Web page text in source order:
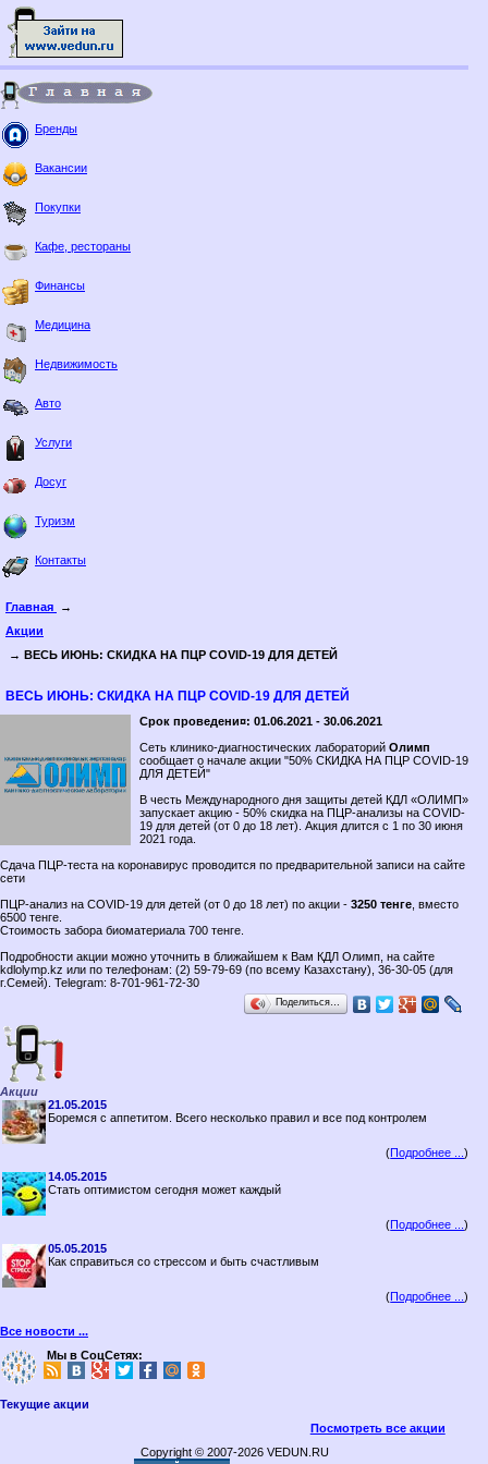
Бренды
Вакансии
Покупки
Кафе, рестораны
Финансы
Медицина
Недвижимость
Авто
Услуги
Досуг
Туризм
Контакты
Главная
→
Акции
→ ВЕСЬ ИЮНЬ: СКИДКА НА ПЦР COVID-19 ДЛЯ ДЕТЕЙ
ВЕСЬ ИЮНЬ: СКИДКА НА ПЦР COVID-19 ДЛЯ ДЕТЕЙ
Срок проведени¤: 01.06.2021 - 30.06.2021
Сеть клинико-диагностических лабораторий Олимп
сообщает о начале акции "50% СКИДКА НА ПЦР COVID-19
ДЛЯ ДЕТЕЙ"
В честь Международного дня защиты детей КДЛ «ОЛИМП»
запускает акцию - 50% скидка на ПЦР-анализы на COVID-
19 для детей (от 0 до 18 лет). Акция длится с 1 по 30 июня
2021 года.
Сдача ПЦР-теста на коронавирус проводится по предварительной записи на сайте
сети
ПЦР-анализ на COVID-19 для детей (от 0 до 18 лет) по акции - 3250 тенге , вместо
6500 тенге.
Стоимость забора биоматериала 700 тенге.
Подробности акции можно уточнить в ближайшем к Вам КДЛ Олимп, на сайте
kdlolymp.kz или по телефонам: (2) 59-79-69 (по всему Казахстану), 36-30-05 (для
г.Семей). Telegram: 8-701-961-72-30
Поделиться…
Акции
21.05.2015
Боремся с аппетитом. Всего несколько правил и все под контролем
(Подробнее ...)
14.05.2015
Стать оптимистом сегодня может каждый
(Подробнее ...)
05.05.2015
Как справиться со стрессом и быть счастливым
(Подробнее ...)
Все новости ...
Мы в СоцСетях:
Текущие акции
Посмотреть все акции
Copyright © 2007-2026 VEDUN.RU